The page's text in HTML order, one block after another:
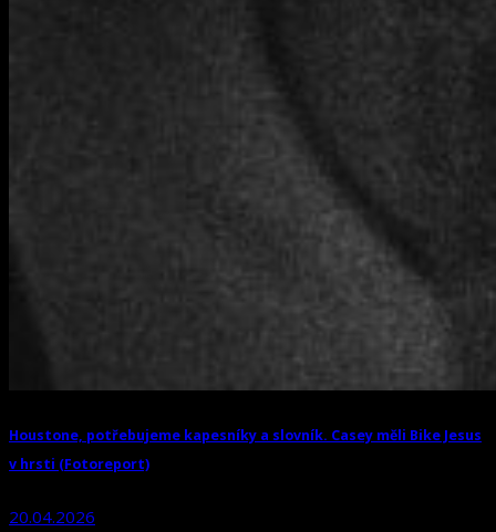
Houstone, potřebujeme kapesníky a slovník. Casey měli Bike Jesus
v hrsti (Fotoreport)
20.04.2026